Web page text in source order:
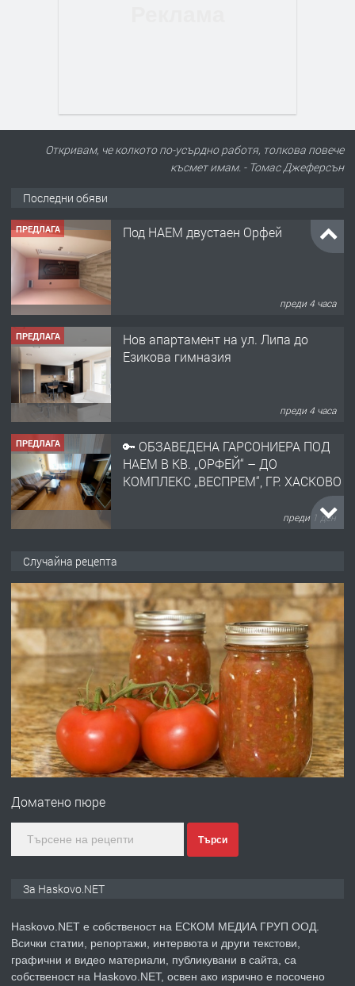
Откривам, че колкото по-усърдно работя, толкова повече
късмет имам. - Томас Джеферсън
Последни обяви
Под НАЕМ двустаен Орфей
преди 4 часа
ПРЕДЛАГА
ПРЕДЛАГА
ПРЕДЛАГА
АПАРТАМЕНТ В ЦЕНТЪРА НА ГР.
ПРЕДЛАГА Давам гараж под наем
преди 2 дни
ПРЕДЛАГА
№4120 Магазин/Офис под наем в кв.
Любен Каравелов, Хасково-близо до
градската градина!
преди 2 дни
АПАРТАМЕНТ В НОВА СГРАДА КВ.
КУБА
ПРЕДЛАГА
Продавам парцел в гр. Хасково кв.
Хисаря до ток, вода,канализация,
асфалт 0889 537 426
Случайна рецепта
Доматено пюре
Търси
За Haskovo.NET
Haskovo.NET е собственост на ЕСКОМ МЕДИА ГРУП ООД.
Всички статии, репортажи, интервюта и други текстови,
графични и видео материали, публикувани в сайта, са
собственост на Haskovo.NET, освен ако изрично е посочено